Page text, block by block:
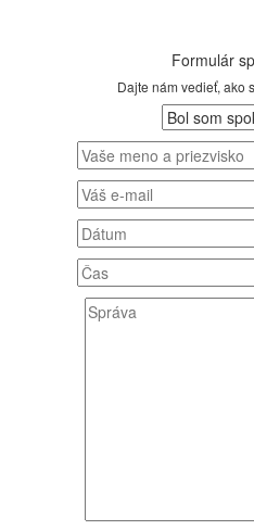
Formulár
Dajte nám vedieť, ako